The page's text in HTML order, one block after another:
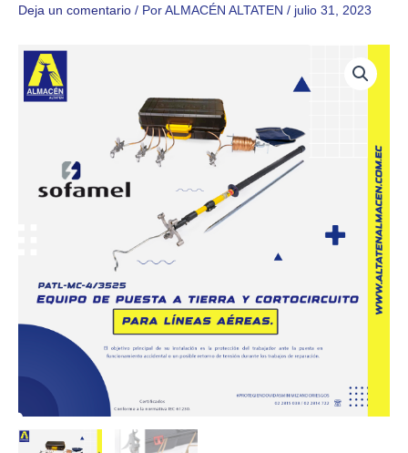
Deja un comentario / PorALMACÉN ALTATEN / julio 31, 2023